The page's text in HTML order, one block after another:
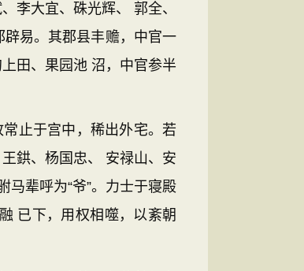
李大宜、硃光辉、 郭全、
易。其郡县丰赡，中官一
田、果园池 沼，中官参半
止于宫中，稀出外宅。若
鉷、杨国忠、 安禄山、安
马辈呼为“爷”。力士于寝殿
已下，用权相噬，以紊朝